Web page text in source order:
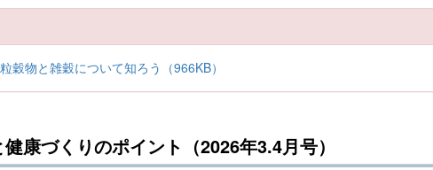
穀物と雑穀について知ろう（966KB）
康づくりのポイント（2026年3.4月号）